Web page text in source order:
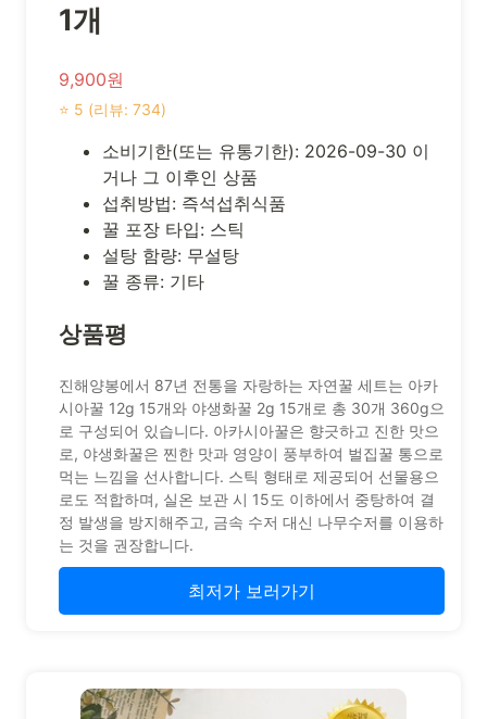
1개
9,900원
⭐ 5 (리뷰: 734)
소비기한(또는 유통기한): 2026-09-30 이
거나 그 이후인 상품
섭취방법: 즉석섭취식품
꿀 포장 타입: 스틱
설탕 함량: 무설탕
꿀 종류: 기타
상품평
진해양봉에서 87년 전통을 자랑하는 자연꿀 세트는 아카
시아꿀 12g 15개와 야생화꿀 2g 15개로 총 30개 360g으
로 구성되어 있습니다. 아카시아꿀은 향긋하고 진한 맛으
로, 야생화꿀은 찐한 맛과 영양이 풍부하여 벌집꿀 통으로
먹는 느낌을 선사합니다. 스틱 형태로 제공되어 선물용으
로도 적합하며, 실온 보관 시 15도 이하에서 중탕하여 결
정 발생을 방지해주고, 금속 수저 대신 나무수저를 이용하
는 것을 권장합니다.
최저가 보러가기